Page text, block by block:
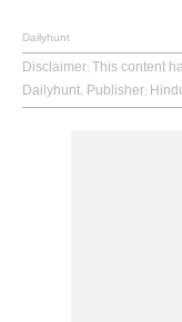
Dailyhunt
Disclaimer: This content
Dailyhunt. Publisher: